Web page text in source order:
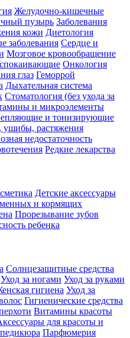
Желудочно-кишечные
пузырь Заболевания
кожи Диетология
заболевания Сердце и
Мозговое кровообращение
Онкология
глаз Геморрой
Дыхательная система
Стоматология (без ухода за
и микроэлементы
и тонизирующие
ушибы, растяжения
недостаточность
Редкие лекарства
Детские аксессуары
и кормящих
Прорезывание зубов
ребенка
Солнцезащитные средства
Уход за ногами Уход за руками
гигиена Уход за
Гигиенические средства
Витамины красоты
для красоты и
Парфюмерия